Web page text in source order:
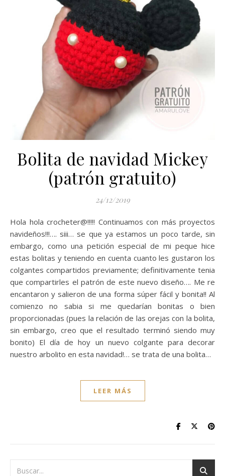
Bolita de navidad Mickey
(patrón gratuito)
24/12/2019
Hola hola crocheter@!!!!! Continuamos con más proyectos
navideños!!!…. siii… se que ya estamos un poco tarde, sin
embargo, como una petición especial de mi peque hice
estas bolitas y teniendo en cuenta cuanto les gustaron los
colgantes compartidos previamente; definitivamente tenia
que compartirles el patrón de este nuevo diseño…. Me re
encantaron y salieron de una forma súper fácil y bonita!! Al
comienzo no sabia si me quedarían bonitas o bien
proporcionadas (pues la relación de las orejas con la bolita,
sin embargo, creo que el resultado terminó siendo muy
bonito) El día de hoy un nuevo colgante para decorar
nuestro arbolito en esta navidad!… se trata de una bolita…
LEER MÁS